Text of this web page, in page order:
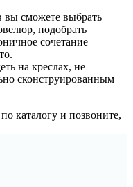
вы сможете выбрать
подобрать
сочетание
на креслах, не
сконструированным
каталогу и позвоните,